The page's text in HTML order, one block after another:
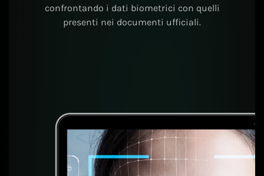
confrontando i dati biometrici con quelli
presenti nei documenti ufficiali.